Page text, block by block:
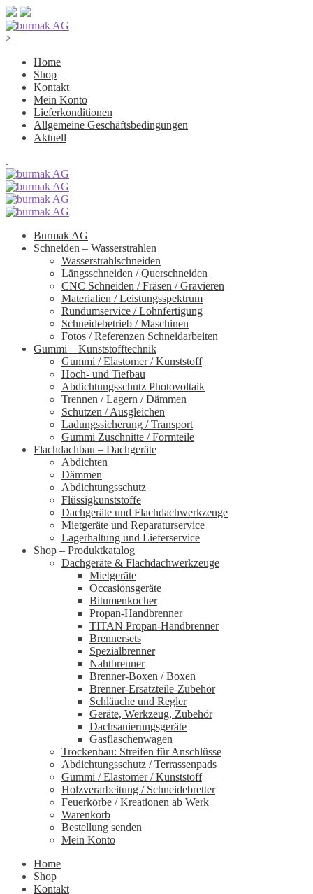
>
Home
Shop
Kontakt
Mein Konto
Lieferkonditionen
Allgemeine Geschäftsbedingungen
Aktuell
.
Burmak AG
Schneiden – Wasserstrahlen
Wasserstrahlschneiden
Längsschneiden / Querschneiden
CNC Schneiden / Fräsen / Gravieren
Materialien / Leistungsspektrum
Rundumservice / Lohnfertigung
Schneidebetrieb / Maschinen
Fotos / Referenzen Schneidarbeiten
Gummi – Kunststofftechnik
Gummi / Elastomer / Kunststoff
Hoch- und Tiefbau
Abdichtungsschutz Photovoltaik
Trennen / Lagern / Dämmen
Schützen / Ausgleichen
Ladungssicherung / Transport
Gummi Zuschnitte / Formteile
Flachdachbau – Dachgeräte
Abdichten
Dämmen
Abdichtungsschutz
Flüssigkunststoffe
Dachgeräte und Flachdachwerkzeuge
Mietgeräte und Reparaturservice
Lagerhaltung und Lieferservice
Shop – Produktkatalog
Dachgeräte & Flachdachwerkzeuge
Mietgeräte
Occasionsgeräte
Bitumenkocher
Propan-Handbrenner
TITAN Propan-Handbrenner
Brennersets
Spezialbrenner
Nahtbrenner
Brenner-Boxen / Boxen
Brenner-Ersatzteile-Zubehör
Schläuche und Regler
Geräte, Werkzeug, Zubehör
Dachsanierungsgeräte
Gasflaschenwagen
Trockenbau: Streifen für Anschlüsse
Abdichtungsschutz / Terrassenpads
Gummi / Elastomer / Kunststoff
Holzverarbeitung / Schneidebretter
Feuerkörbe / Kreationen ab Werk
Warenkorb
Bestellung senden
Mein Konto
Home
Shop
Kontakt